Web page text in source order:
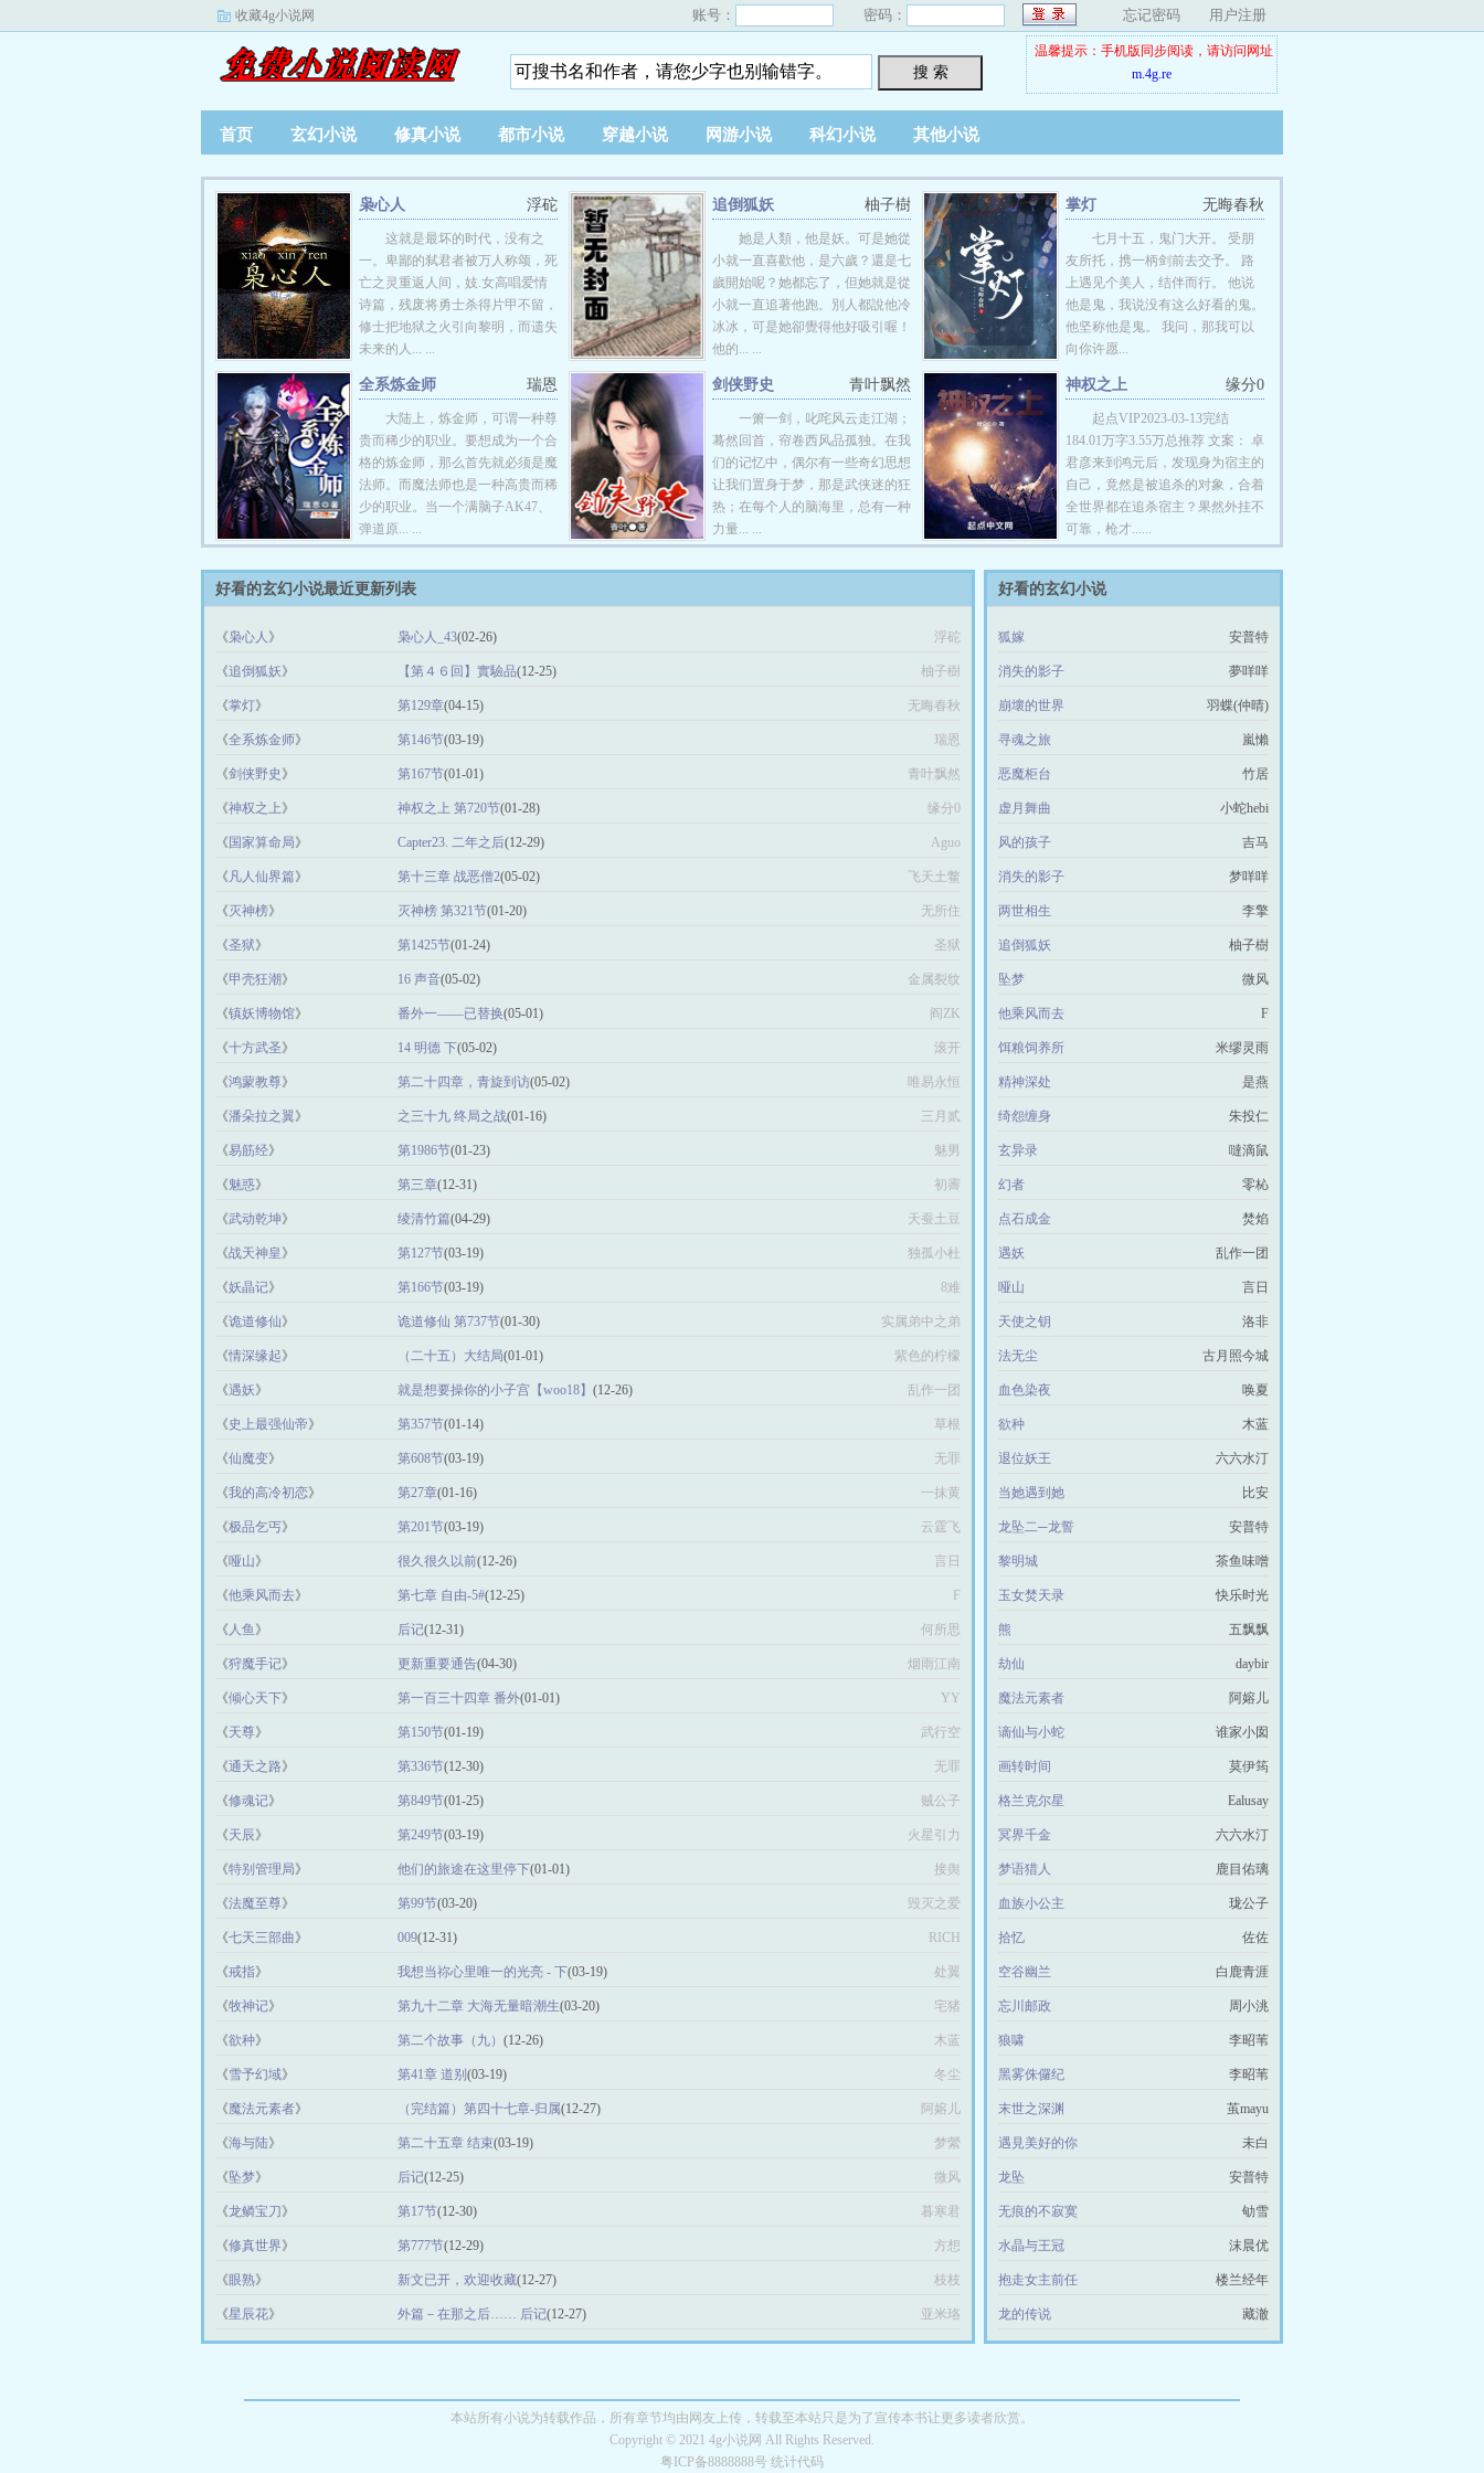
收藏4g小说网 账号： 密码： 忘记密码 用户注册
搜 索
温馨提示：手机版同步阅读，请访问网址
m.4g.re
首页 玄幻小说 修真小说 都市小说 穿越小说 网游小说 科幻小说 其他小说
浮砣
枭心人
这就是最坏的时代，没有之
一。卑鄙的弑君者被万人称颂，死
亡之灵重返人间，妓.女高唱爱情
诗篇，残废将勇士杀得片甲不留，
修士把地狱之火引向黎明，而遗失
未来的人... ...
柚子樹
追倒狐妖
她是人類，他是妖。可是她從
小就一直喜歡他，是六歲？還是七
歲開始呢？她都忘了，但她就是從
小就一直追著他跑。別人都說他冷
冰冰，可是她卻覺得他好吸引喔！
他的... ...
无晦春秋
掌灯
七月十五，鬼门大开。 受朋
友所托，携一柄剑前去交予。 路
上遇见个美人，结伴而行。 他说
他是鬼，我说没有这么好看的鬼。
他坚称他是鬼。 我问，那我可以
向你许愿...
瑞恩
全系炼金师
大陆上，炼金师，可谓一种尊
贵而稀少的职业。要想成为一个合
格的炼金师，那么首先就必须是魔
法师。而魔法师也是一种高贵而稀
少的职业。当一个满脑子AK47、
弹道原... ...
青叶飘然
剑侠野史
一箫一剑，叱咤风云走江湖；
蓦然回首，帘卷西风品孤独。在我
们的记忆中，偶尔有一些奇幻思想
让我们置身于梦，那是武侠迷的狂
热；在每个人的脑海里，总有一种
力量... ...
缘分0
神权之上
起点VIP2023-03-13完结
184.01万字3.55万总推荐 文案： 卓
君彦来到鸿元后，发现身为宿主的
自己，竟然是被追杀的对象，合着
全世界都在追杀宿主？果然外挂不
可靠，枪才......
好看的玄幻小说最近更新列表
《枭心人 》 枭心人_43(02-26) 浮砣
《追倒狐妖》 【第４６回】實驗品(12-25) 柚子樹
《掌灯》 第129章(04-15) 无晦春秋
《全系炼金师》 第146节(03-19) 瑞恩
《剑侠野史 》 第167节(01-01) 青叶飘然
《神权之上》 神权之上 第720节(01-28) 缘分0
《 国家算命局》 Capter23. 二年之后(12-29) Aguo
《 凡人仙界篇》 第十三章 战恶僧2(05-02) 飞天土鳖
《灭神榜》 灭神榜 第321节(01-20) 无所住
《圣狱》 第1425节(01-24) 圣狱
《甲壳狂潮》 16 声音(05-02) 金属裂纹
《镇妖博物馆》 番外一——已替换(05-01) 阎ZK
《十方武圣》 14 明德 下(05-02) 滚开
《鸿蒙教尊》 第二十四章，青旋到访(05-02) 唯易永恒
《潘朵拉之翼》 之三十九 终局之战(01-16) 三月贰
《易筋经》 第1986节(01-23) 魅男
《魅惑》 第三章(12-31) 初霽
《武动乾坤》 绫清竹篇(04-29) 天蚕土豆
《战天神皇》 第127节(03-19) 独孤小杜
《妖晶记》 第166节(03-19) 8难
《诡道修仙》 诡道修仙 第737节(01-30) 实属弟中之弟
《情深缘起》 （二十五）大结局(01-01) 紫色的柠檬
《遇妖》 就是想要操你的小子宫【woo18】 (12-26) 乱作一团
《史上最强仙帝》 第357节(01-14) 草根
《仙魔变》 第608节(03-19) 无罪
《我的高冷初恋》 第27章(01-16) 一抹黄
《极品乞丐》 第201节(03-19) 云霆飞
《哑山》 很久很久以前(12-26) 言日
《他乘风而去》 第七章 自由-5#(12-25) F
《 人鱼 》 后记(12-31) 何所思
《狩魔手记》 更新重要通告(04-30) 烟雨江南
《倾心天下》 第一百三十四章 番外(01-01) YY
《天尊》 第150节(01-19) 武行空
《通天之路》 第336节(12-30) 无罪
《修魂记》 第849节(01-25) 贼公子
《天辰》 第249节(03-19) 火星引力
《特别管理局》 他们的旅途在这里停下(01-01) 接舆
《法魔至尊》 第99节(03-20) 毁灭之爱
《七天三部曲》 009(12-31) RICH
《戒指》 我想当祢心里唯一的光亮 - 下(03-19) 处翼
《牧神记》 第九十二章 大海无量暗潮生(03-20) 宅猪
《欲种》 第二个故事（九） (12-26) 木蓝
《雪予幻域》 第41章 道别 (03-19) 冬尘
《魔法元素者》 （完结篇）第四十七章-归属(12-27) 阿嫆儿
《海与陆》 第二十五章 结束(03-19) 梦縈
《坠梦》 后记(12-25) 微风
《龙鳞宝刀 》 第17节(12-30) 暮寒君
《修真世界》 第777节(12-29) 方想
《眼熟》 新文已开，欢迎收藏(12-27) 枝枝
《星辰花》 外篇－在那之后…… 后记(12-27) 亚米珞
好看的玄幻小说
狐嫁 安普特
消失的影子 夢咩咩
崩壞的世界 羽蝶(仲晴)
寻魂之旅 嵐懶
恶魔柜台 竹居
虚月舞曲 小蛇hebi
风的孩子 吉马
消失的影子 梦咩咩
两世相生 李擎
追倒狐妖 柚子樹
坠梦 微风
他乘风而去 F
饵粮饲养所 米缪灵雨
精神深处 是燕
绮怨缠身 朱投仁
玄异录 噠滴鼠
幻者 零杺
点石成金 焚焰
遇妖 乱作一团
哑山 言日
天使之钥 洛非
法无尘 古月照今城
血色染夜 唤夏
欲种 木蓝
退位妖王 六六水汀
当她遇到她 比安
龙坠二─龙誓 安普特
黎明城 茶鱼味噌
玉女焚天录 快乐时光
熊 五飘飘
劫仙 daybir
魔法元素者 阿嫆儿
谪仙与小蛇 谁家小囡
画转时间 莫伊筠
格兰克尔星 Ealusay
冥界千金 六六水汀
梦语猎人 鹿目佑璃
血族小公主 珑公子
拾忆 佐佐
空谷幽兰 白鹿青涯
忘川邮政 周小洮
狼啸 李昭苇
黑雾侏儸纪 李昭苇
末世之深渊 茧mayu
遇見美好的你 未白
龙坠 安普特
无痕的不寂寞 劬雪
水晶与王冠 沫晨优
抱走女主前任 楼兰经年
龙的传说 藏澈
本站所有小说为转载作品，所有章节均由网友上传，转载至本站只是为了宣传本书让更多读者欣赏。
Copyright © 2021 4g小说网 All Rights Reserved.
粤ICP备8888888号 统计代码